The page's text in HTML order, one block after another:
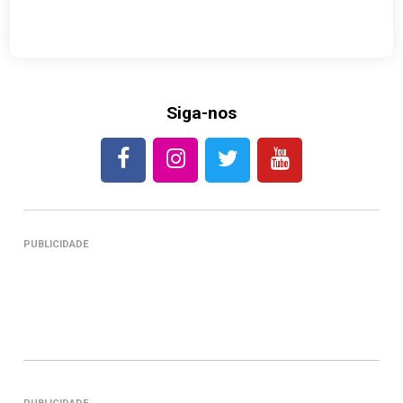
Siga-nos
PUBLICIDADE